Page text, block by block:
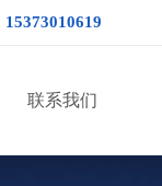
15373010619
联系我们